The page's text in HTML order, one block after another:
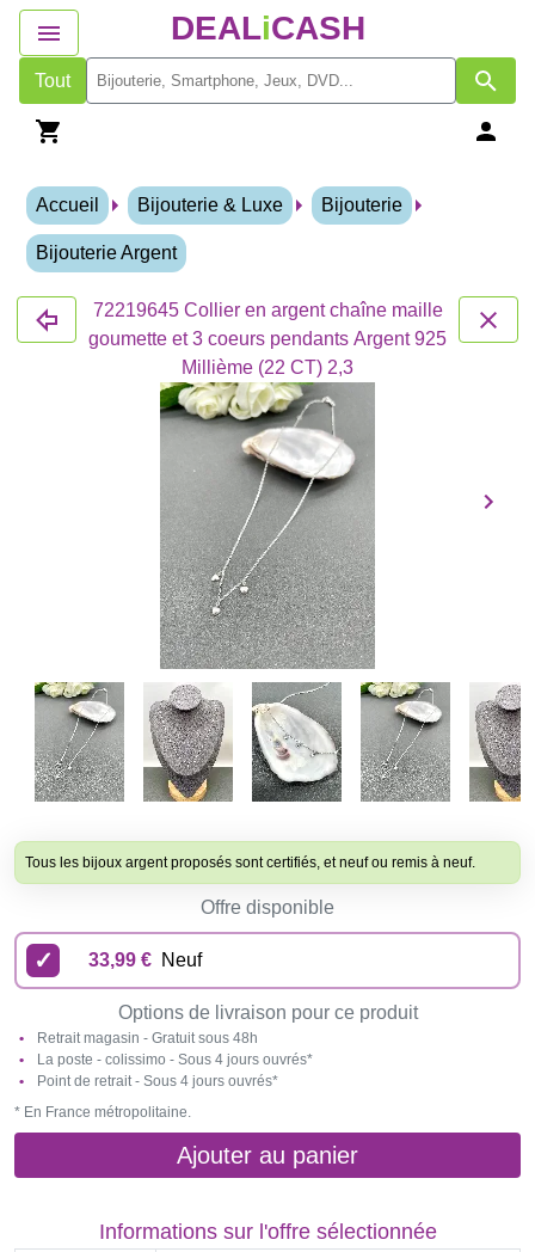
DEALiCASH
Tout
Accueil Bijouterie & Luxe Bijouterie
Bijouterie Argent
72219645 Collier en argent chaîne maille
goumette et 3 coeurs pendants Argent 925
Millième (22 CT) 2,3
Tous les bijoux argent proposés sont certifiés, et neuf ou remis à neuf.
Offre disponible
33,99 € Neuf
Options de livraison pour ce produit
Retrait magasin - Gratuit sous 48h
La poste - colissimo - Sous 4 jours ouvrés*
Point de retrait - Sous 4 jours ouvrés*
* En France métropolitaine.
Ajouter au panier
Informations sur l'offre sélectionnée